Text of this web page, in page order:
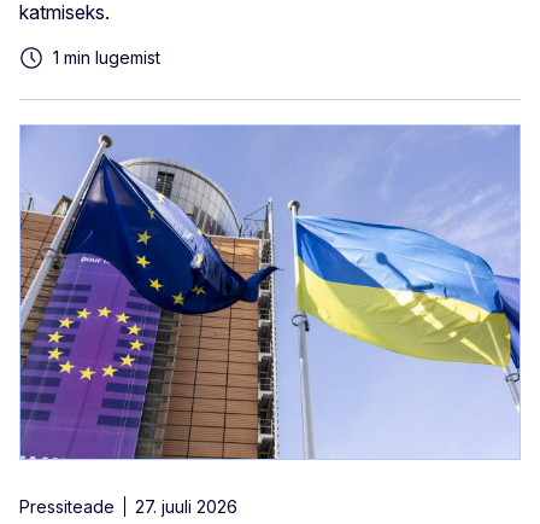
katmiseks.
1 min lugemist
Pressiteade 27. juuli 2026